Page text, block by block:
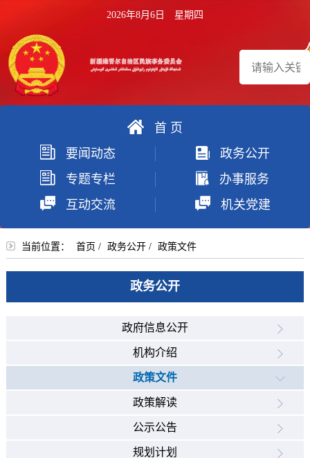
2026年8月6日 星期四
索
首 页
要闻动态
政务公开
专题专栏
办事服务
互动交流
机关党建
当前位置： 首页 / 政务公开/ 政策文件
政务公开
政府信息公开
机构介绍
政策文件
政策解读
公示公告
规划计划